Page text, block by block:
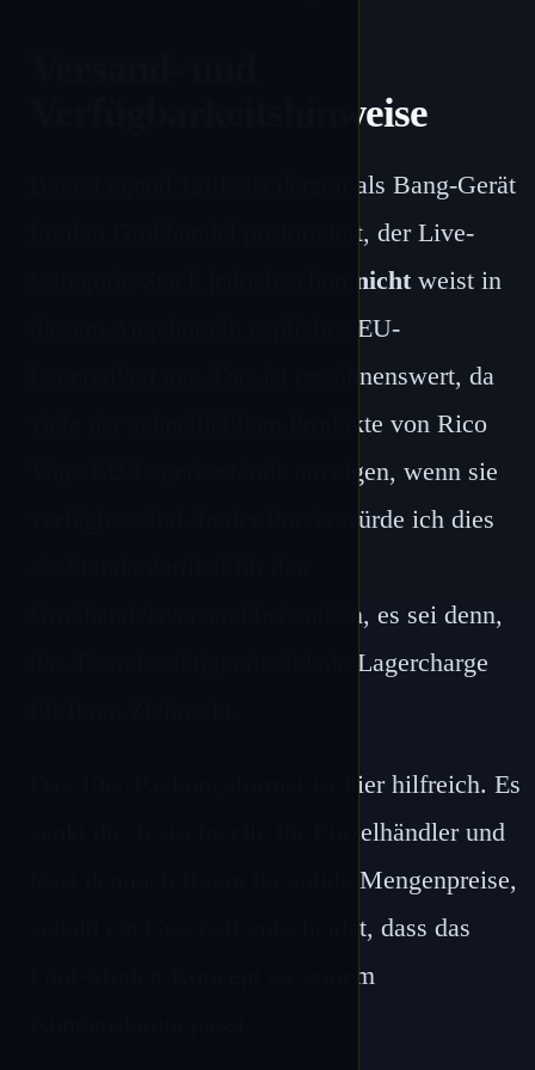
Verfügbarkeitshinweise
Bang Legend 120K ist derzeit als Bang-Gerät
für den Großhandel positioniert, der Live-
nicht weist in
diesem Angebot ein explizites EU-
Lageretikett aus. Das ist erwähnenswert, da
viele der schnelllebigen Produkte von Rico
Vape EU-Lagerbestände anzeigen, wenn sie
verfügbar sind. In der Praxis würde ich dies
Großhandelsversand behandeln, es sei denn,
das Team bestätigt eine lokale Lagercharge
Das 10er-Packungsformat ist hier hilfreich. Es
senkt die Testschwelle für Einzelhändler und
lässt dennoch Raum für solide Mengenpreise,
sobald ein Geschäft entscheidet, dass das
Fünf-Moden-Konzept zu seinem